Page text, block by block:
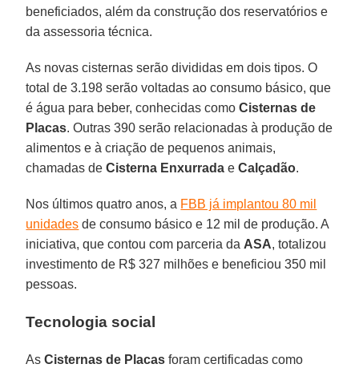
beneficiados, além da construção dos reservatórios e
da assessoria técnica.
As novas cisternas serão divididas em dois tipos. O
total de 3.198 serão voltadas ao consumo básico, que
é água para beber, conhecidas comoCisternas de
Placas. Outras 390 serão relacionadas à produção de
alimentos e à criação de pequenos animais,
chamadas deCisterna Enxurrada eCalçadão.
Nos últimos quatro anos, a FBB já implantou 80 mil
unidades de consumo básico e 12 mil de produção. A
iniciativa, que contou com parceria da ASA, totalizou
investimento de R$ 327 milhões e beneficiou 350 mil
pessoas.
Tecnologia social
AsCisternas de Placas foram certificadas como